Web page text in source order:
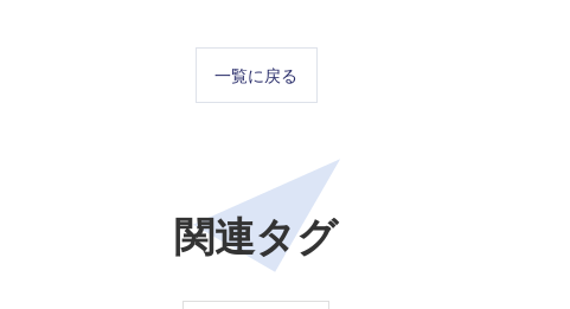
一覧に戻る
関連タグ